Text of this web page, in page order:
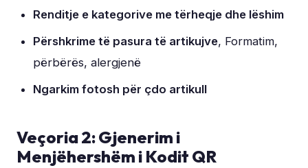
Renditje e kategorive me tërheqje dhe lëshim
Përshkrime të pasura të artikujve, Formatim,
përbërës, alergjenë
Ngarkim fotosh për çdo artikull
Veçoria 2: Gjenerim i
Menjëhershëm i Kodit QR